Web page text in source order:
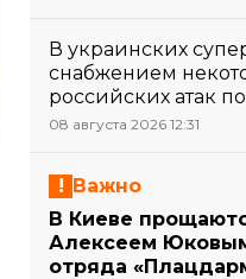
В украинских
снабжением
российских атак
08 августа 2026 12:31
Важно
В Киеве
Алексеем
отряда